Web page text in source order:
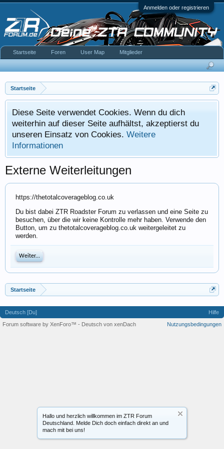
Anmelden oder registrieren
Startseite
Diese Seite verwendet Cookies. Wenn du dich
weiterhin auf dieser Seite aufhältst, akzeptierst du
unseren Einsatz von Cookies. Weitere
Informationen
Hallo und herzlich willkommen im ZTR Forum
Deutschland. Melde Dich doch einfach direkt an und
mach mit bei uns!
Externe Weiterleitungen
https://thetotalcoverageblog.co.uk
Du bist dabei ZTR Roadster Forum zu verlassen und eine Seite zu
besuchen, über die wir keine Kontrolle mehr haben. Verwende den
Button, um zu thetotalcoverageblog.co.uk weitergeleitet zu
werden.
Weiter...
Startseite
Startseite Foren User Map Mitglieder
Deutsch [Du]
Hilfe
Nutzungsbedingungen
Forum software by XenForo™ - Deutsch von xenDach